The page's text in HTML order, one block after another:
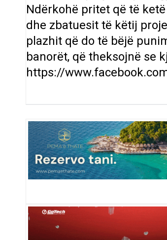
Ndërkohë pritet që të
dhe zbatuesit të këtij
plazhit që do të bëjë
banorët, që theksojnë se
https://